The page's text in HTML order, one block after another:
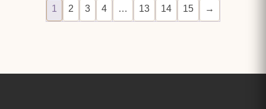
1 2 3 4 … 13 14 15 →